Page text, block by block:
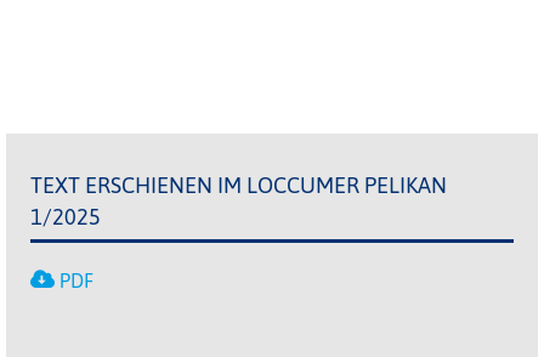
TEXT ERSCHIENEN IM LOCCUMER PELIKAN
1/2025
PDF